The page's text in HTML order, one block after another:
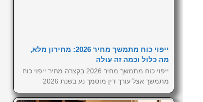
ייפוי כוח מתמשך מחיר 2026: מחירון מלא,
מה כלול וכמה זה עולה
ייפוי כוח מתמשך מחיר 2026 בקצרה מחיר ייפוי כוח
מתמשך אצל עורך דין מוסמך נע בשנת 2026